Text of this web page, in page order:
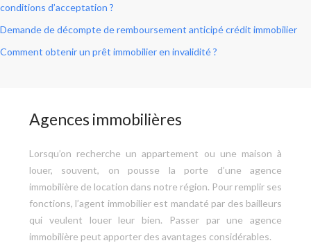
conditions d’acceptation ?
Demande de décompte de remboursement anticipé crédit immobilier
Comment obtenir un prêt immobilier en invalidité ?
Agences immobilières
Lorsqu’on recherche un appartement ou une maison à
louer, souvent, on pousse la porte d’une agence
immobilière de location dans notre région. Pour remplir ses
fonctions, l’agent immobilier est mandaté par des bailleurs
qui veulent louer leur bien. Passer par une agence
immobilière peut apporter des avantages considérables.